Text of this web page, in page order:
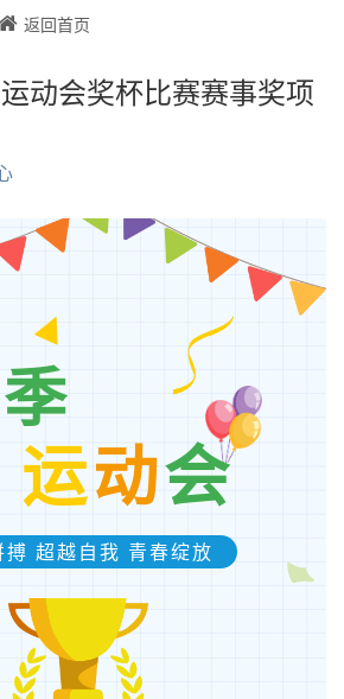
返回首页
动会奖杯比赛赛事奖项
季
运动会
搏 超越自我 青春绽放